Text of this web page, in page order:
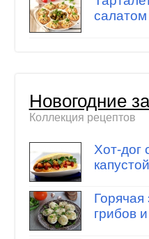
салатом
Новогодние
Коллекция рецептов
Хот-дог
капустой
Горячая
грибов